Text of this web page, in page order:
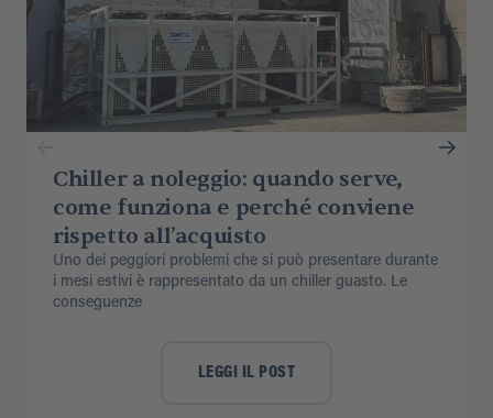
Chiller a noleggio: quando serve,
come funziona e perché conviene
rispetto all’acquisto
Uno dei peggiori problemi che si può presentare durante
i mesi estivi è rappresentato da un chiller guasto. Le
conseguenze
LEGGI IL POST